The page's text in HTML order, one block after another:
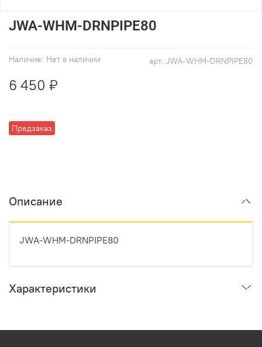
арт. JWA-WHM-DRNPIPE80
Наличие: Нет в наличии
Предзаказ
JWA-WHM-DRNPIPE80
6 450 ₽
Описание
JWA-WHM-DRNPIPE80
Характеристики